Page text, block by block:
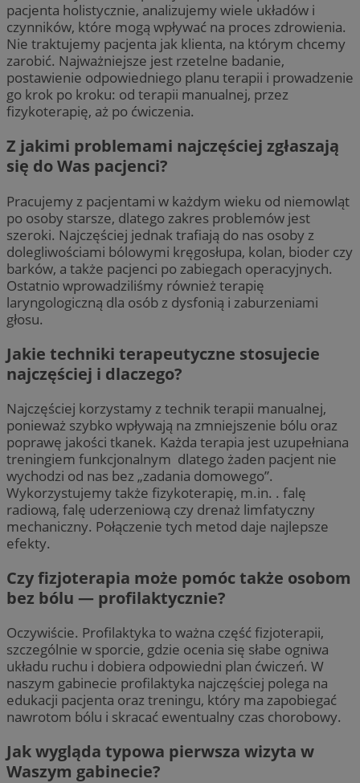
pacjenta holistycznie, analizujemy wiele układów i
czynników, które mogą wpływać na proces zdrowienia.
Nie traktujemy pacjenta jak klienta, na którym chcemy
zarobić. Najważniejsze jest rzetelne badanie,
postawienie odpowiedniego planu terapii i prowadzenie
go krok po kroku: od terapii manualnej, przez
fizykoterapię, aż po ćwiczenia.
Z jakimi problemami najczęściej zgłaszają
się do Was pacjenci?
Pracujemy z pacjentami w każdym wieku od niemowląt
po osoby starsze, dlatego zakres problemów jest
szeroki. Najczęściej jednak trafiają do nas osoby z
dolegliwościami bólowymi kręgosłupa, kolan, bioder czy
barków, a także pacjenci po zabiegach operacyjnych.
Ostatnio wprowadziliśmy również terapię
laryngologiczną dla osób z dysfonią i zaburzeniami
głosu.
Jakie techniki terapeutyczne stosujecie
najczęściej i dlaczego?
Najczęściej korzystamy z technik terapii manualnej,
ponieważ szybko wpływają na zmniejszenie bólu oraz
poprawę jakości tkanek. Każda terapia jest uzupełniana
treningiem funkcjonalnym dlatego żaden pacjent nie
wychodzi od nas bez „zadania domowego”.
Wykorzystujemy także fizykoterapię, m.in. . falę
radiową, falę uderzeniową czy drenaż limfatyczny
mechaniczny. Połączenie tych metod daje najlepsze
efekty.
Czy fizjoterapia może pomóc także osobom
bez bólu — profilaktycznie?
Oczywiście. Profilaktyka to ważna część fizjoterapii,
szczególnie w sporcie, gdzie ocenia się słabe ogniwa
układu ruchu i dobiera odpowiedni plan ćwiczeń. W
naszym gabinecie profilaktyka najczęściej polega na
edukacji pacjenta oraz treningu, który ma zapobiegać
nawrotom bólu i skracać ewentualny czas chorobowy.
Jak wygląda typowa pierwsza wizyta w
Waszym gabinecie?